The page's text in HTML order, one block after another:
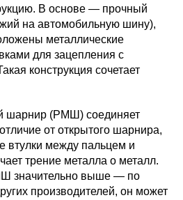
В основе — прочный
на автомобильную шину),
металлические
для зацепления с
конструкция сочетает
шарнир (РМШ) соединяет
от открытого шарнира,
между пальцем и
трение металла о металл.
значительно выше — по
производителей, он может